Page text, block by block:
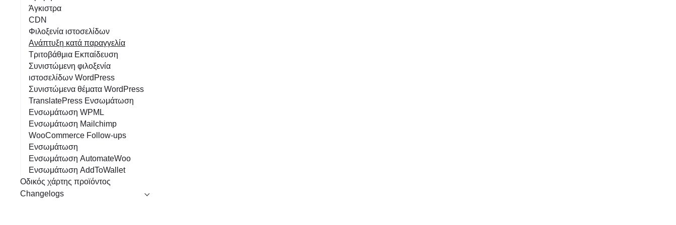
Άγκιστρα
CDN
Φιλοξενία ιστοσελίδων
Ανάπτυξη κατά παραγγελία
Τριτοβάθμια Εκπαίδευση
Συνιστώμενη φιλοξενία
ιστοσελίδων WordPress
Συνιστώμενα θέματα WordPress
TranslatePress Ενσωμάτωση
Ενσωμάτωση WPML
Ενσωμάτωση Mailchimp
WooCommerce Follow-ups
Ενσωμάτωση
Ενσωμάτωση AutomateWoo
Ενσωμάτωση AddToWallet
Οδικός χάρτης προϊόντος
Changelogs